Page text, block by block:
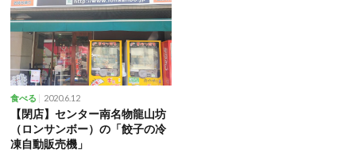
食べる 2020.6.12
【閉店】センター南名物龍山坊
（ロンサンボー）の「餃子の冷
凍自動販売機」